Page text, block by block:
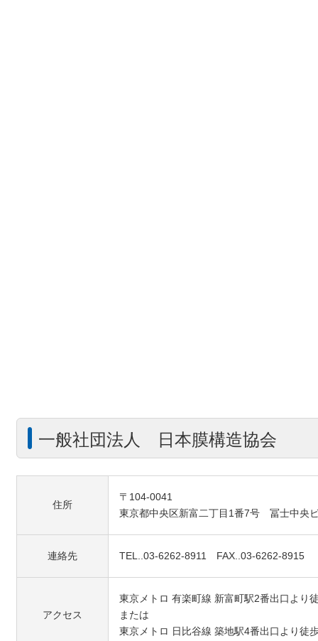
一般社団法人 日本膜構造協会
住所
〒104-0041
東京都中央区新富二丁目1番7号 冨士中央
連絡先 TEL..03-6262-8911 FAX..03-6262-8915
アクセス
東京メトロ 有楽町線 新富町駅2番出口より
または
東京メトロ 日比谷線 築地駅4番出口より徒